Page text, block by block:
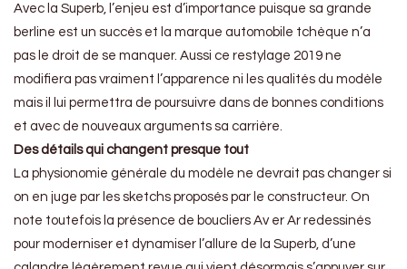
Avec la Superb, l’enjeu est d’importance puisque sa grande
berline est un succès et la marque automobile tchèque n’a
pas le droit de se manquer. Aussi ce restylage 2019 ne
modifiera pas vraiment l’apparence ni les qualités du modèle
mais il lui permettra de poursuivre dans de bonnes conditions
et avec de nouveaux arguments sa carrière.
Des détails qui changent presque tout
La physionomie générale du modèle ne devrait pas changer si
on en juge par les sketchs proposés par le constructeur. On
note toutefois la présence de boucliers Av er Ar redessinés
pour moderniser et dynamiser l’allure de la Superb, d’une